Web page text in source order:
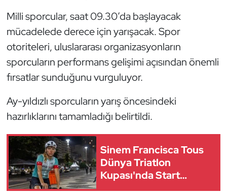
Milli sporcular, saat 09.30’da başlayacak
mücadelede derece için yarışacak. Spor
otoriteleri, uluslararası organizasyonların
sporcuların performans gelişimi açısından önemli
fırsatlar sunduğunu vurguluyor.
Ay-yıldızlı sporcuların yarış öncesindeki
hazırlıklarını tamamladığı belirtildi.
Sinem Francisca Tous
Dünya Triatlon
Kupası'nda Start
Alacak
Kayak
Kempo
Kick Boks
Kürek
Masa Tenisi
Modern Pentatlon
Motor Sporları